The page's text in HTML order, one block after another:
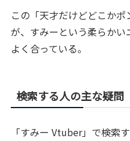
この「天才だけどどこか
が、すみーという柔らか
よく合っている。
検索する人の主な疑問
「すみー Vtuber」で検索